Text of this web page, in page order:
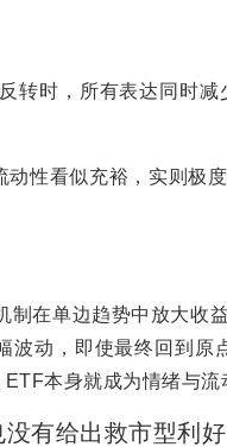
时，所有表达同时减
性看似充裕，实则极
在单边趋势中放大收
波动，即使最终回到原
本身就成为情绪与流
有给出救市型利好